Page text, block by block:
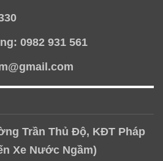
0982 931 561
Trần Thủ Độ, KĐT Pháp
Xe Nước Ngầm)